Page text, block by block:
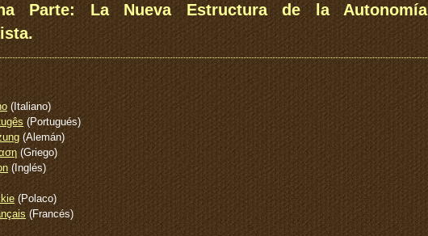
Parte: La Nueva Estructura de la Autonomía
(Italiano)
(Portugués)
(Alemán)
(Griego)
(Inglés)
(Polaco)
(Francés)